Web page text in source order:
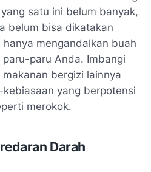
satu ini belum banyak,
belum bisa dikatakan
mengandalkan buah
paru Anda. Imbangi
bergizi lainnya
yang berpotensi
merokok.
Darah